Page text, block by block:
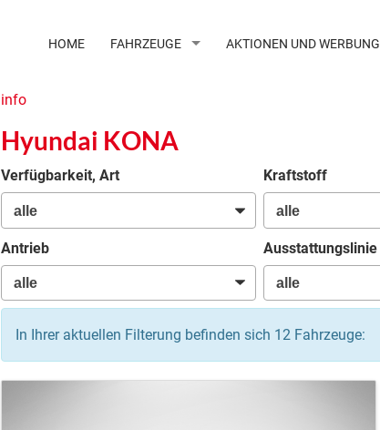
HOME FAHRZEUGE AKTIONEN UND WERBUNG
info
Hyundai KONA
Verfügbarkeit, Art Kraftstoff
Antrieb Ausstattungslinie
In Ihrer aktuellen Filterung befinden sich 12Fahrzeuge: